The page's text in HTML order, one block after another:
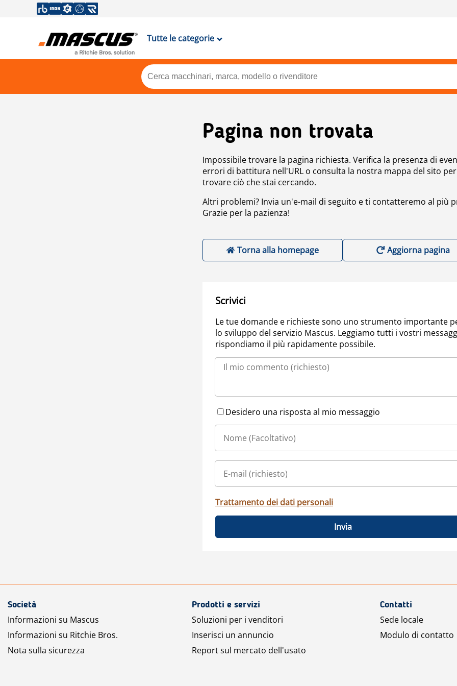
Tutte le categorie
Pagina non trovata
Impossibile trovare la pagina richiesta. Verifica la presenza di
errori di battitura nell'URL o consulta la nostra mappa del sito per
trovare ciò che stai cercando.
Altri problemi? Invia un'e-mail di seguito e ti contatteremo al più
Grazie per la pazienza!
Torna alla homepage Aggiorna pagina
Scrivici
Le tue domande e richieste sono uno strumento importante
lo sviluppo del servizio Mascus. Leggiamo tutti i vostri
rispondiamo il più rapidamente possibile.
Desidero una risposta al mio messaggio
Trattamento dei dati personali
Invia
Società
Informazioni su Mascus
Informazioni su Ritchie Bros.
Nota sulla sicurezza
Prodotti e servizi
Soluzioni per i venditori
Inserisci un annuncio
Report sul mercato dell'usato
Contatti
Sede locale
Modulo di contatto